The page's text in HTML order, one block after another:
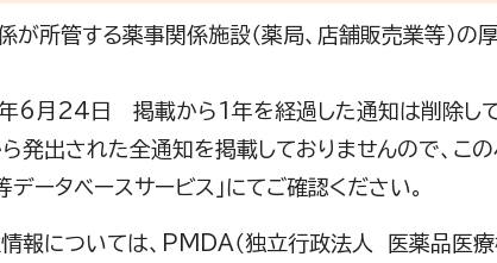
が所管する薬事関係施設（薬局、店舗販売業等）の
6月24日 掲載から1年を経過した通知は削除して
発出された全通知を掲載しておりませんので、こ
データベースサービス」にてご確認ください。
報については、PMDA（独立行政法人 医薬品医療